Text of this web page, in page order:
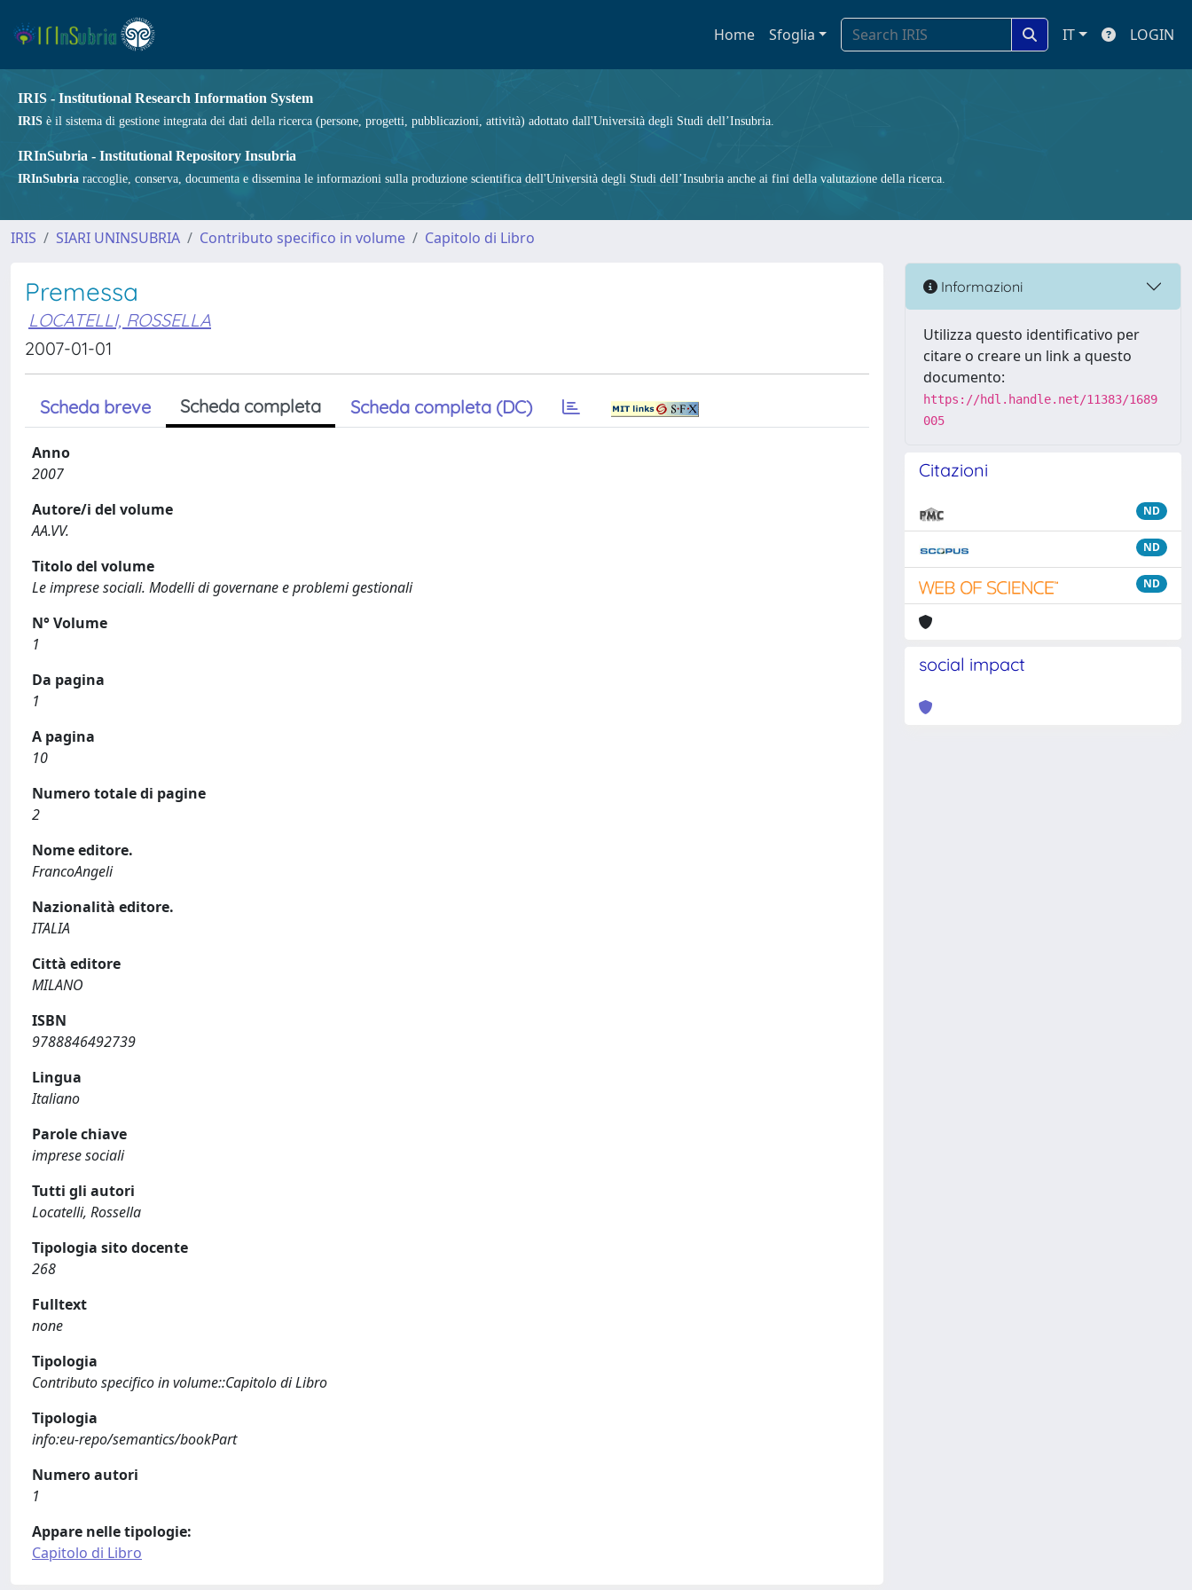
Home Sfoglia IT LOGIN
IRIS - Institutional Research Information System
IRIS è il sistema di gestione integrata dei dati della ricerca (persone, progetti, pubblicazioni, attività) adottato dall'Università degli Studi dell’Insubria.
IRInSubria - Institutional Repository Insubria
IRInSubria raccoglie, conserva, documenta e dissemina le informazioni sulla produzione scientifica dell'Università degli Studi dell’Insubria anche ai fini della valutazione della ricerca.
IRIS SIARI UNINSUBRIA Contributo specifico in volume Capitolo di Libro
Premessa
LOCATELLI, ROSSELLA
2007-01-01
Scheda breve Scheda completa Scheda completa (DC)
Anno
2007
Autore/i del volume
AA.VV.
Titolo del volume
Le imprese sociali. Modelli di governane e problemi gestionali
N° Volume
1
Da pagina
1
A pagina
10
Numero totale di pagine
2
Nome editore.
FrancoAngeli
Nazionalità editore.
ITALIA
Città editore
MILANO
ISBN
9788846492739
Lingua
Italiano
Parole chiave
imprese sociali
Tutti gli autori
Locatelli, Rossella
Tipologia sito docente
268
Fulltext
none
Tipologia
Contributo specifico in volume::Capitolo di Libro
Tipologia
info:eu-repo/semantics/bookPart
Numero autori
1
Appare nelle tipologie:
Capitolo di Libro
Informazioni
Utilizza questo identificativo per
citare o creare un link a questo
documento:
https://hdl.handle.net/11383/1689
005
Citazioni
ND
ND
ND
social impact